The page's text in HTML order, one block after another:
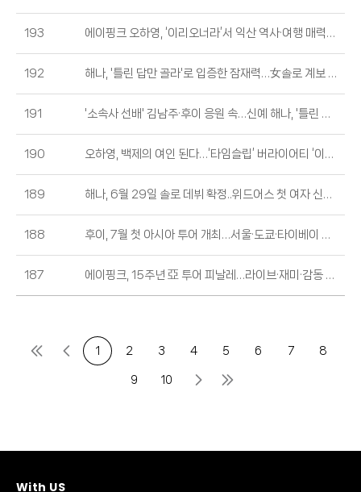
193 에이핑크 오하영, ‘이리오너라’서 익산 역사·여행 매력 전했다 (출처 : 톱스타뉴스)
192 해나, '틀린 답만 골라'로 입증한 잠재력…女솔로 계보 이을 기대주 [핫피플] (출처 : OSEN | 네이버 엔터)
191 '소속사 선배' 김남주·후이 응원 속…신예 해나, '틀린 답만 골라' 데뷔 박차 (출처 : 엑스포츠뉴스 | 네이버 엔터)
190 오하영, 백제의 여인 된다…‘타임슬립’ 버라이어티 ‘이리오너라’ 출연 (출처 : 스포츠경향 | 네이버 엔터)
189 해나, 6월 29일 솔로 데뷔 확정..위드어스 첫 여자 신인 [공식] (출처 : OSEN | 네이버 엔터)
188 후이, 7월 첫 아시아 투어 개최…서울·도쿄·타이베이 공연 (출처 : 스타데일리뉴스)
187 에이핑크, 15주년 亞 투어 피날레…라이브·재미·감동 다 잡았다! (출처 : MBC연예 | 네이버 엔터)
1 2 3 4 5 6 7 8
9 10
With US